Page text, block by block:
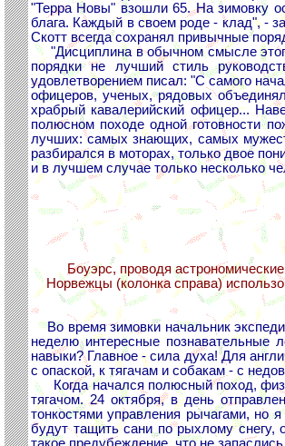
"Терра Новы" взошли 65. На зимовку
блага. Каждый в своем роде - клад", -
Скотт всегда сохранял привычные
"Дисциплина в обычном смысле
порядки не лучший стиль
удовлетворением писал: "С самого
офицеров, ученых, рядовых
храбрый кавалерийский офицер...
полюсном походе одной готовности
лучших: самых знающих, самых
разбирался в моторах, только двое
и в лучшем случае только несколько
Боуэрс, проводя
Норвежцы (колонка справа)
Во время зимовки начальник
неделю интересные познавательные
навыки? Главное - сила духа! Для
с опаской, к тягачам и собакам - с
Когда начался полюсный поход,
тягачом. 24 октября, в день
тонкостями управления рычагами, но
будут тащить сани по рыхлому